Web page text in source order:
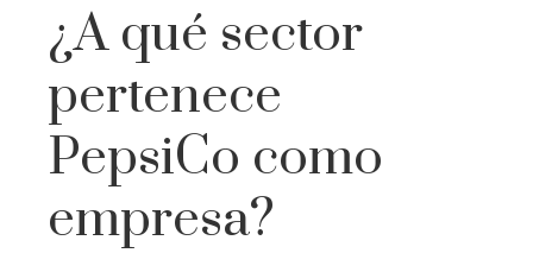
¿A qué sector
pertenece
PepsiCo como
empresa?